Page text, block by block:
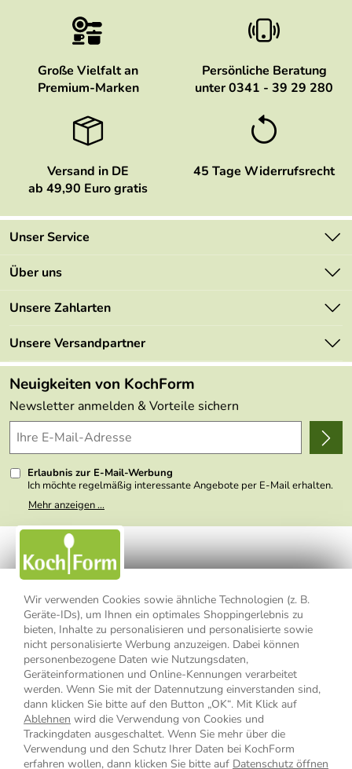
Wir verwenden Cookies sowie ähnliche Technologien (z. B.
Geräte-IDs), um Ihnen ein optimales Shoppingerlebnis zu
bieten, Inhalte zu personalisieren und personalisierte sowie
nicht personalisierte Werbung anzuzeigen. Dabei können
personenbezogene Daten wie Nutzungsdaten,
Geräteinformationen und Online-Kennungen verarbeitet
werden. Wenn Sie mit der Datennutzung einverstanden sind,
dann klicken Sie bitte auf den Button „OK“. Mit Klick auf
Ablehnen wird die Verwendung von Cookies und
Trackingdaten ausgeschaltet. Wenn Sie mehr über die
Verwendung und den Schutz Ihrer Daten bei KochForm
erfahren wollen, dann klicken Sie bitte auf Datenschutz öffnen
Große Vielfalt an
Premium-Marken
Persönliche Beratung
unter 0341 - 39 29 280
Versand in DE
ab 49,90 Euro gratis
45 Tage Widerrufsrecht
Unser Service
Kontakt
Mehrwertsteuerfrei
Retourenportal
FAQs
Lieferbedingungen
Delivery Terms
Kundenlogin
Über uns
Marken
Angebote
Made in Germany
Themen
Wir über uns
Presse
Unsere Zahlarten
Unsere Versandpartner
Neuigkeiten von KochForm
Newsletter anmelden & Vorteile sichern
Erlaubnis zur E-Mail-Werbung
Ich möchte regelmäßig interessante Angebote per E-Mail erhalten.
Meine E-Mail-Adresse wird nicht an andere Unternehmen
weitergegeben. Zu statistischen Zwecken wird in anonymer Form
nicht erkennbar, welche konkrete Person geklickt hat. Diese
Einwilligung zur Nutzung meiner E-Mail- Adresse für Werbezwecke
kann ich jederzeit mit Wirkung für die Zukunft widerrufen, indem ich
den Link "Abmelden" am Ende des Newsletters anklicke oder die
Option Newsletter im Mitgliederbereich deaktiviere. Die
Mehr anzeigen ...
Impressum Datenschutzerklärung
AGB
Widerrufsbelehrung
Widerrufsformular
Vertrag widerrufen
* Alle Preisangaben inkl. MwSt., bis 49,90 € Bestellwert zzgl.